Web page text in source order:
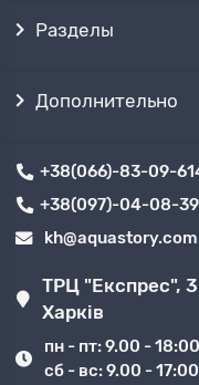
Разделы
Дополнительно
+38(066)-83-09-
+38(097)-04-08-
ТРЦ "Експрес",
Харків
пн - пт: 9.00 - 18:00
сб - вс: 9.00 - 17:00